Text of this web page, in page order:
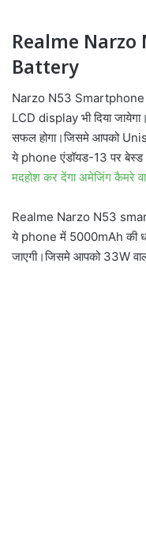
Realme Narzo
Battery
Narzo N53 Smartphone
LCD display भी दिया
सफल होगा।जिसमे आपको
ये phone एंडॉयड-13 पर बेस्ड
मदहोश कर देंगा अमेजिंग कैमरे
Realme Narzo N53
ये phone में 5000mAh की
जाएगी।जिसमे आपको 33W वाला